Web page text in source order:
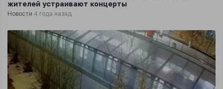
жителей устраивают концерты
Новости 4 года назад